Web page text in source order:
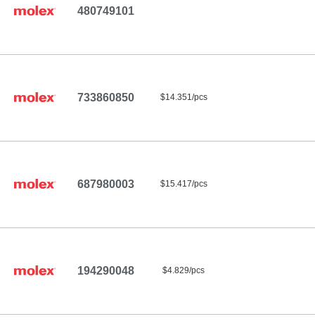
480749101
733860850 $14.351/pcs
687980003 $15.417/pcs
194290048 $4.829/pcs